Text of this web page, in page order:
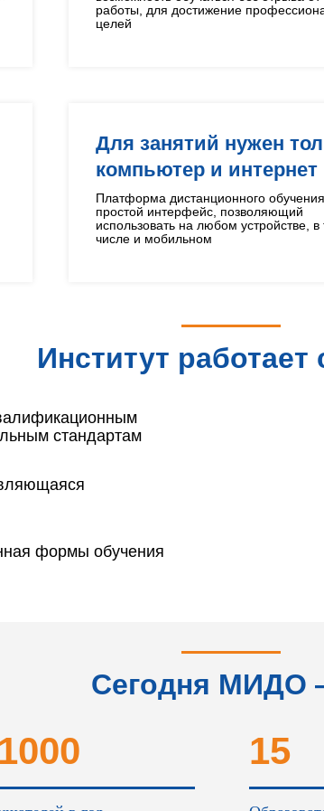
работы, для достижение
целей
Для занятий нужен
компьютер и интернет
Платформа дистанционного
простой интерфейс, позволяющий
использовать на любом устройстве, в
числе и мобильном
Институт работает
стандартам
формы обучения
Сегодня МИДО
15